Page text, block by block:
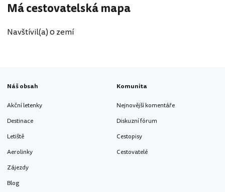
Má cestovatelská mapa
Navštívil(a) 0 zemí
Náš obsah
Akční letenky
Destinace
Letiště
Aerolinky
Zájezdy
Blog
Komunita
Nejnovější komentáře
Diskuzní fórum
Cestopisy
Cestovatelé